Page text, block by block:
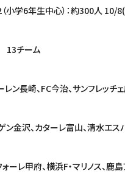
学6年生中心）：約300人 10/
ム
、サンフレッチェ広島
山、清水エスパルス（
マリノス、鹿島アントラ